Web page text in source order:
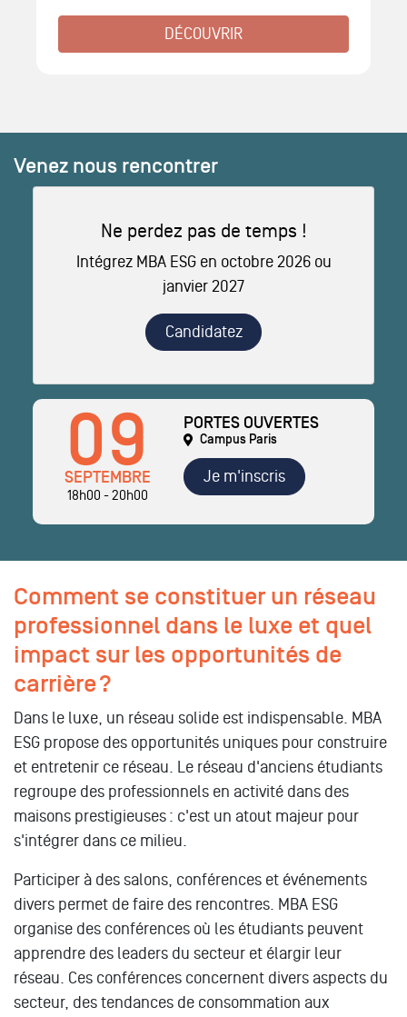
DÉCOUVRIR
Venez nous rencontrer
Ne perdez pas de temps !
Intégrez MBA ESG en octobre 2026 ou
janvier 2027
Candidatez
09
SEPTEMBRE
18h00 - 20h00
PORTES OUVERTES
Campus Paris
Je m'inscris
Comment se constituer un réseau
professionnel dans le luxe et quel
impact sur les opportunités de
carrière ?
Dans le luxe, un réseau solide est indispensable. MBA
ESG propose des opportunités uniques pour construire
et entretenir ce réseau. Le réseau d'anciens étudiants
regroupe des professionnels en activité dans des
maisons prestigieuses : c'est un atout majeur pour
s'intégrer dans ce milieu.
Participer à des salons, conférences et événements
divers permet de faire des rencontres. MBA ESG
organise des conférences où les étudiants peuvent
apprendre des leaders du secteur et élargir leur
réseau. Ces conférences concernent divers aspects du
secteur, des tendances de consommation aux